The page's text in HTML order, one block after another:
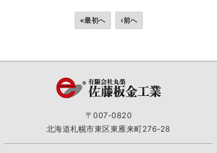
«最初へ ‹前へ
〒007-0820
北海道札幌市東区東雁来町276-28